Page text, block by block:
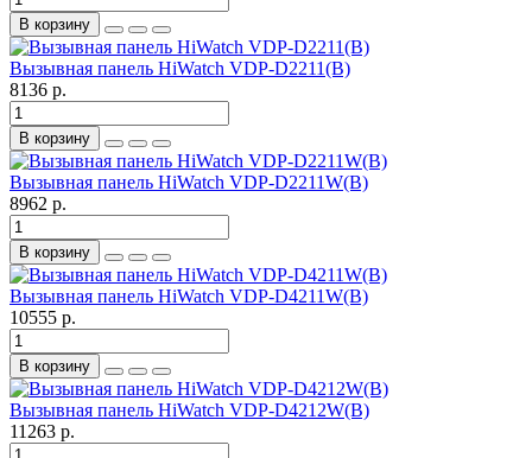
В корзину
Вызывная панель HiWatch VDP-D2211(B)
8136 р.
В корзину
Вызывная панель HiWatch VDP-D2211W(B)
8962 р.
В корзину
Вызывная панель HiWatch VDP-D4211W(B)
10555 р.
В корзину
Вызывная панель HiWatch VDP-D4212W(B)
11263 р.